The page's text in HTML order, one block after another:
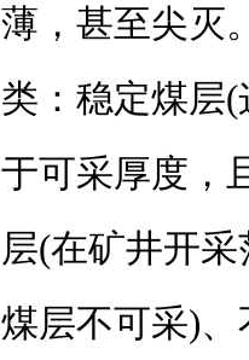
薄，甚至尖灭
类：稳定煤层
于可采厚度，
层(在矿井开
煤层不可采)